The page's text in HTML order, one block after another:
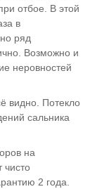
отбое. В этой
в
ряд
Возможно и
неровностей
видно. Потекло
сальника
на
чисто
2 года.